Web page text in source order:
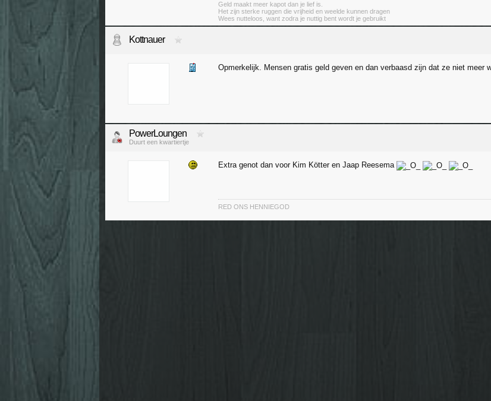
Geld maakt meer kapot dan je lief is.
Het zijn sterke ruggen die vrijheid en weelde kunnen dragen
Wees nutteloos, want zodra je nuttig bent wordt je gebruikt
Kottnauer
Opmerkelijk. Mensen gratis geld geven en dan verbaasd zijn dat ze niet meer
PowerLoungen
Duurt een kwartiertje
Extra genot dan voor Kim Kötter en Jaap Reesema
RED ONS HENNIEGOD